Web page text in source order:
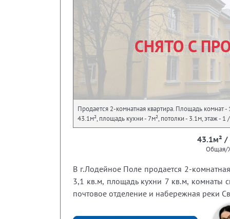
СНЯТО С
Продается 2-комнатная квартира. Площадь комнат
43.1м², площадь кухни - 7м², потолки - 3.1м, этаж - 1
43.1м² /
Общая/
В г.Лодейное Поле продается 2-
3,1 кв.м, площадь кухни 7 кв.м,
почтовое отделение и набережная реки